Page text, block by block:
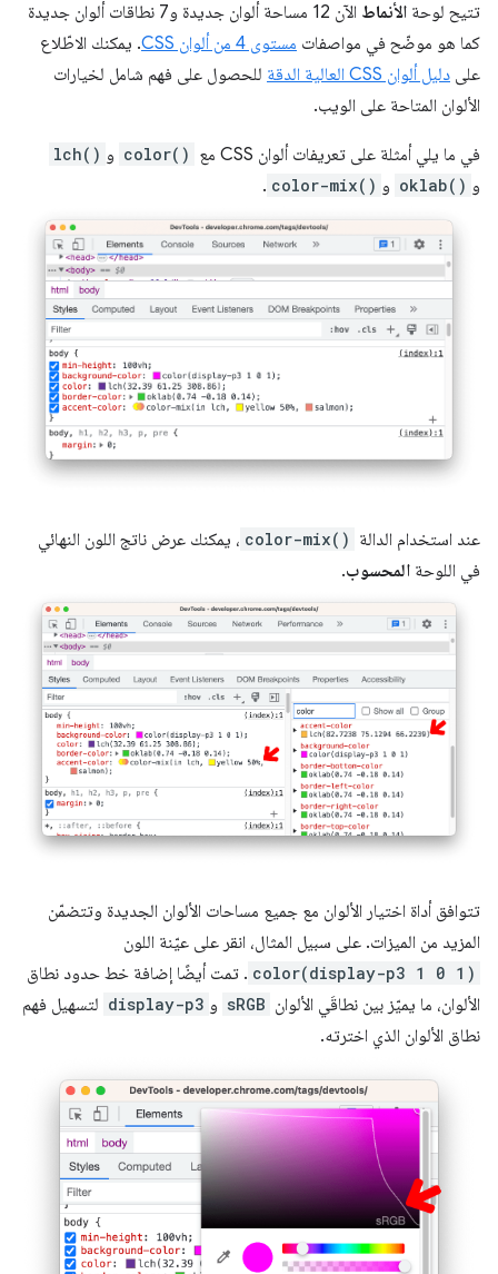
تتيح لوحة الأنماط
الآن 12 مساحة ألوان جديدة و7 نطاقات ألوان جديدة
كما هو موضّح في مواصفات مستوى 4 من ألوان CSS
. يمكنك الاطّلاع
على دليل ألوان CSS العالية الدقة
للحصول على فهم شامل لخيارات
الألوان المتاحة على الويب.
في ما يلي أمثلة على تعريفات ألوان CSS مع color() و lch()
و oklab() و color-mix()
.
عند استخدام الدالة color-mix() ، يمكنك عرض ناتج اللون النهائي
في اللوحة المحسوب.
تتوافق أداة اختيار الألوان مع جميع مساحات الألوان الجديدة وتتضمّن
المزيد من الميزات. على سبيل المثال، انقر على عيّنة اللون
color(display-p3 1 0 1) . تمت أيضًا إضافة خط حدود نطاق
الألوان، ما يميّز بين نطاقَي الألوان sRGB و display-p3 لتسهيل فهم
نطاق الألوان الذي اخترته.